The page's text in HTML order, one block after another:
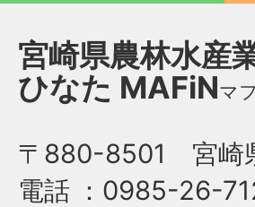
宮崎県農林水産
ひなた MAFiNマ
〒880-8501 宮崎
電話 ：0985-26-